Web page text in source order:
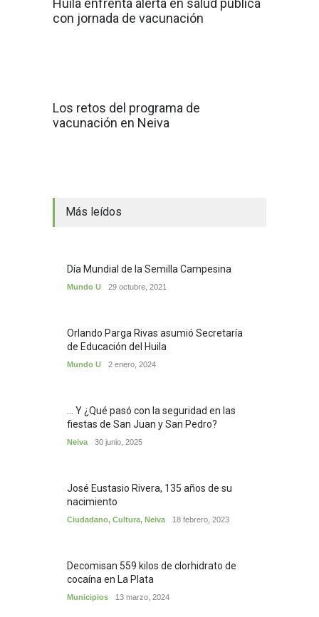
Huila enfrenta alerta en salud pública
con jornada de vacunación
Los retos del programa de
vacunación en Neiva
Más leídos
Día Mundial de la Semilla Campesina
Mundo U 29 octubre, 2021
Orlando Parga Rivas asumió Secretaría
de Educación del Huila
Mundo U 2 enero, 2024
... Y ¿Qué pasó con la seguridad en las
fiestas de San Juan y San Pedro?
Neiva 30 junio, 2025
José Eustasio Rivera, 135 años de su
nacimiento
Ciudadano, Cultura, Neiva 18 febrero, 2023
Decomisan 559 kilos de clorhidrato de
cocaína en La Plata
Municipios 13 marzo, 2024